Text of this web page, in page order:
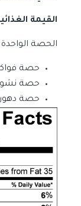
القيمة الغذائية
الحصة الواحدة
حصة
حصة
حصة